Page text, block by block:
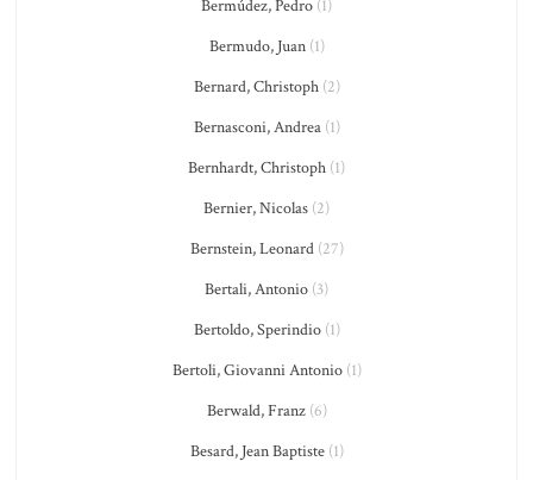
Bermúdez, Pedro (1)
Bermudo, Juan(1)
Bernard, Christoph(2)
Bernasconi, Andrea(1)
Bernhardt, Christoph (1)
Bernier, Nicolas (2)
Bernstein, Leonard(27)
Bertali, Antonio (3)
Bertoldo, Sperindio(1)
Bertoli, Giovanni Antonio(1)
Berwald, Franz(6)
Besard, Jean Baptiste(1)